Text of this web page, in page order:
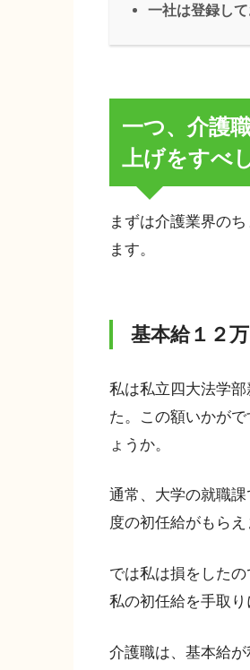
一社は登録し
一つ、介護
上げをすべ
まずは介護業界の
ます。
基本給１２
私は私立四大法学
た。この額いかが
ょうか。
通常、大学の就職
度の初任給がもらえ
では私は損をした
私の初任給を手取り
介護職は、基本給